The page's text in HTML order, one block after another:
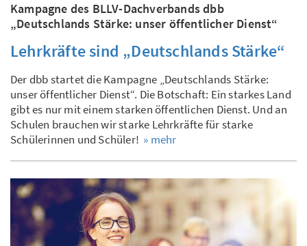
Kampagne des BLLV-Dachverbands dbb
„Deutschlands Stärke: unser öffentlicher Dienst“
Lehrkräfte sind „Deutschlands Stärke“
Der dbb startet die Kampagne „Deutschlands Stärke:
unser öffentlicher Dienst“. Die Botschaft: Ein starkes Land
gibt es nur mit einem starken öffentlichen Dienst. Und an
Schulen brauchen wir starke Lehrkräfte für starke
Schülerinnen und Schüler! » mehr